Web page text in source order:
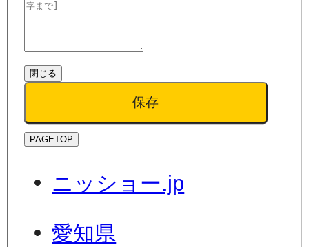
閉じる
保存
PAGETOP
ニッショー.jp
愛知県